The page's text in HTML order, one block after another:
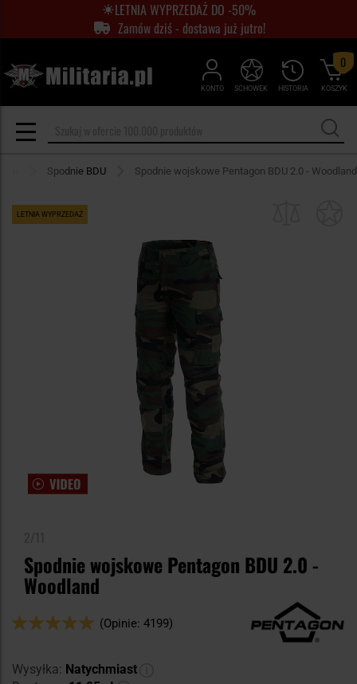
LETNIA WYPRZEDAŻ DO -50%
Zamów dziś - dostawa już jutro!
KONTO HISTORIA
SCHOWEK KOSZYK
0
Spodnie BDU Spodnie wojskowe Pentagon BDU 2.0 - Woodland
LETNIA WYPRZEDAŻ
Spodnie wojskowe Pentagon BDU 2.0 -
Woodland
Ocena:
(Opinie: 4199)
Wysyłka: Natychmiast